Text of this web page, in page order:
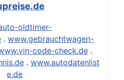
oldtimer-
. www.gebrauchtwagen-
code-check.de.
. www.autodatenlist
e.de